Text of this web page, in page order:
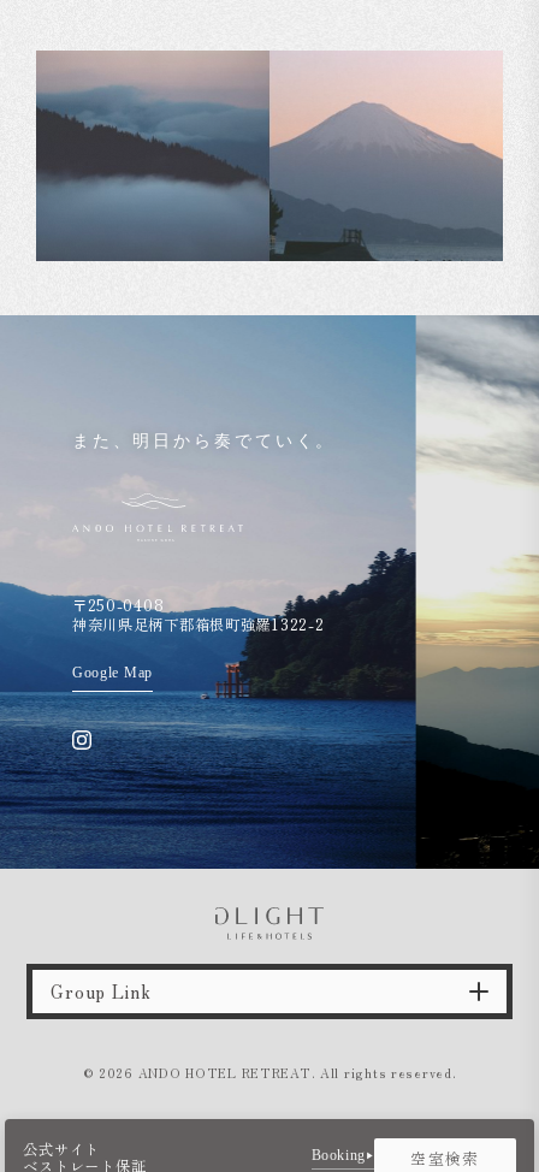
また、明日から奏でていく。
〒250-0408
神奈川県足柄下郡箱根町強羅1322-2
Google Map
Group Link
イリスウォーターテラスあやめ池
© 2026 ANDO HOTEL RETREAT. All rights reserved.
公式サイト
ベストレート保証 Booking ▶︎ 空室検索